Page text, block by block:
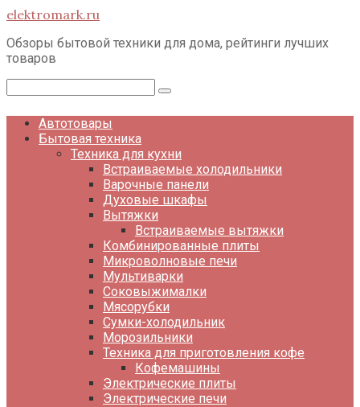
Перейти
контенту
elektromark.ru
Обзоры бытовой техники для дома, рейтинги лучших
товаров
Автотовары
Бытовая техника
Техника для кухни
Встраиваемые холодильники
Варочные панели
Духовые шкафы
Вытяжки
Встраиваемые вытяжки
Комбинированные плиты
Микроволновые печи
Мультиварки
Соковыжималки
Мясорубки
Сумки-холодильник
Морозильники
Техника для приготовления кофе
Кофемашины
Электрические плиты
Электрические печи